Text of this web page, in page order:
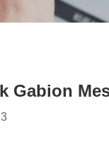
Gabion